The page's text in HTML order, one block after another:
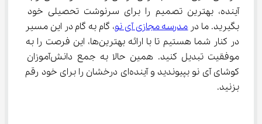
آینده، بهترین تصمیم را برای سرنوشت تحصیلی خود
بگیرید. ما در مدرسه مجازی آی نو، گام به گام در این مسیر
در کنار شما هستیم تا با ارائه بهترین‌ها، این فرصت را به
موفقیت تبدیل کنید. همین حالا به جمع دانش‌آموزان
کوشای آی نو بپیوندید و آینده‌ای درخشان را برای خود رقم
بزنید.